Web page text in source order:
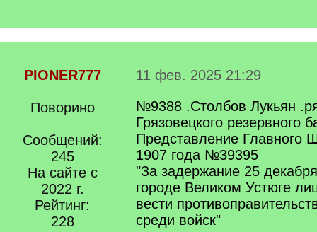
PIONER777
Поворино
Сообщений:
245
На сайте с
2022 г.
Рейтинг:
228
11 фев. 2025 21:29
№9388 .Столбов Лукьян
Грязовецкого резервного
Представление Главного
1907 года №39395
"За задержание 25
городе Великом Устюге
вести
среди войск"